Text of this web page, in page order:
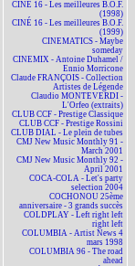
CINÉ 16 - Les meilleures B.O.F.
(1998)
CINÉ 16 - Les meilleures B.O.F.
(1999)
CINEMATICS - Maybe
someday
CINEMIX - Antoine Duhamel /
Ennio Morricone
Claude FRANÇOIS - Collection
Artistes de Légende
Claudio MONTEVERDI -
L'Orfeo (extraits)
CLUB CCF - Prestige Classique
CLUB CCF - Prestige Rossini
CLUB DIAL - Le plein de tubes
CMJ New Music Monthly 91 -
March 2001
CMJ New Music Monthly 92 -
April 2001
COCA-COLA - Let's party
selection 2004
COCHONOU 25ème
anniversaire - 3 grands succès
COLDPLAY - Left right left
right left
COLUMBIA - Artist News 4
mars 1998
COLUMBIA 96 - The road
ahead